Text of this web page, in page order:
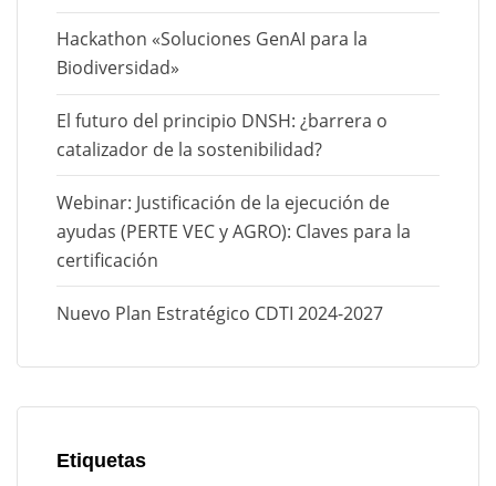
Hackathon «Soluciones GenAI para la
Biodiversidad»
El futuro del principio DNSH: ¿barrera o
catalizador de la sostenibilidad?
Webinar: Justificación de la ejecución de
ayudas (PERTE VEC y AGRO): Claves para la
certificación
Nuevo Plan Estratégico CDTI 2024-2027
Etiquetas